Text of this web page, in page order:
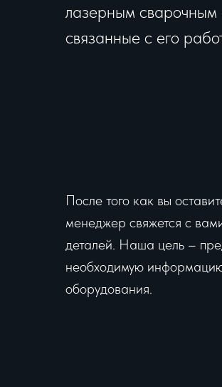
лазерным сварочным
связанные с его
После того как вы
менеджер свяжется с
деталей. Наша цель –
необходимую
оборудования.